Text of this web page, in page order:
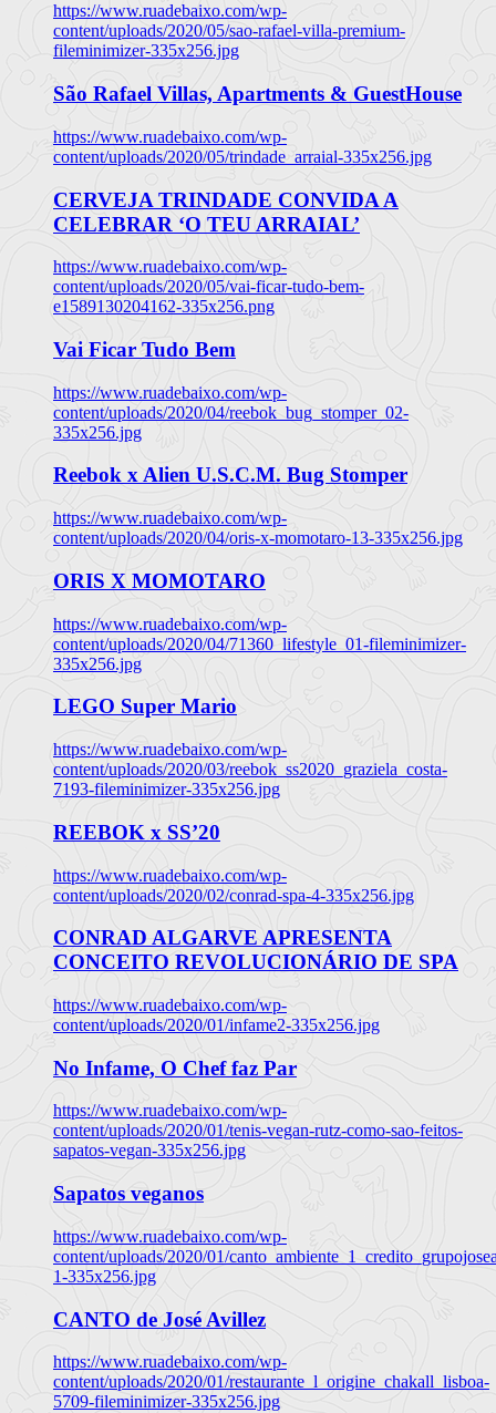
https://www.ruadebaixo.com/wp-
content/uploads/2020/05/sao-rafael-villa-premium-
fileminimizer-335x256.jpg
São Rafael Villas, Apartments & GuestHouse
https://www.ruadebaixo.com/wp-
content/uploads/2020/05/trindade_arraial-335x256.jpg
CERVEJA TRINDADE CONVIDA A
CELEBRAR ‘O TEU ARRAIAL’
https://www.ruadebaixo.com/wp-
content/uploads/2020/05/vai-ficar-tudo-bem-
e1589130204162-335x256.png
Vai Ficar Tudo Bem
https://www.ruadebaixo.com/wp-
content/uploads/2020/04/reebok_bug_stomper_02-
335x256.jpg
Reebok x Alien U.S.C.M. Bug Stomper
https://www.ruadebaixo.com/wp-
content/uploads/2020/04/oris-x-momotaro-13-335x256.jpg
ORIS X MOMOTARO
https://www.ruadebaixo.com/wp-
content/uploads/2020/04/71360_lifestyle_01-fileminimizer-
335x256.jpg
LEGO Super Mario
https://www.ruadebaixo.com/wp-
content/uploads/2020/03/reebok_ss2020_graziela_costa-
7193-fileminimizer-335x256.jpg
REEBOK x SS’20
https://www.ruadebaixo.com/wp-
content/uploads/2020/02/conrad-spa-4-335x256.jpg
CONRAD ALGARVE APRESENTA
CONCEITO REVOLUCIONÁRIO DE SPA
https://www.ruadebaixo.com/wp-
content/uploads/2020/01/infame2-335x256.jpg
No Infame, O Chef faz Par
https://www.ruadebaixo.com/wp-
content/uploads/2020/01/tenis-vegan-rutz-como-sao-feitos-
sapatos-vegan-335x256.jpg
Sapatos veganos
https://www.ruadebaixo.com/wp-
content/uploads/2020/01/
1-335x256.jpg
CANTO de José Avillez
https://www.ruadebaixo.com/wp-
content/uploads/2020/01/restaurante_l_origine_chakall_lisboa-
5709-fileminimizer-335x256.jpg